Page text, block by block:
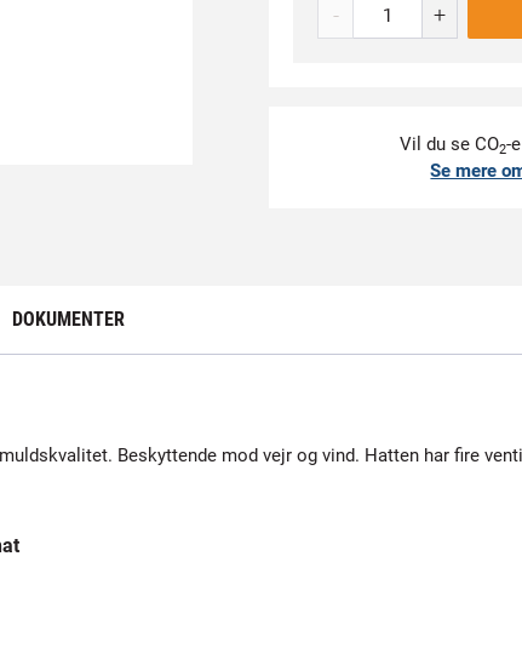
- +
Vil du se CO2-
Se mere
DOKUMENTER
Beskyttende mod vejr og vind. Hatten har fire